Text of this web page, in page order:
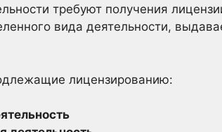
требуют получения
вида деятельности,
лицензированию: